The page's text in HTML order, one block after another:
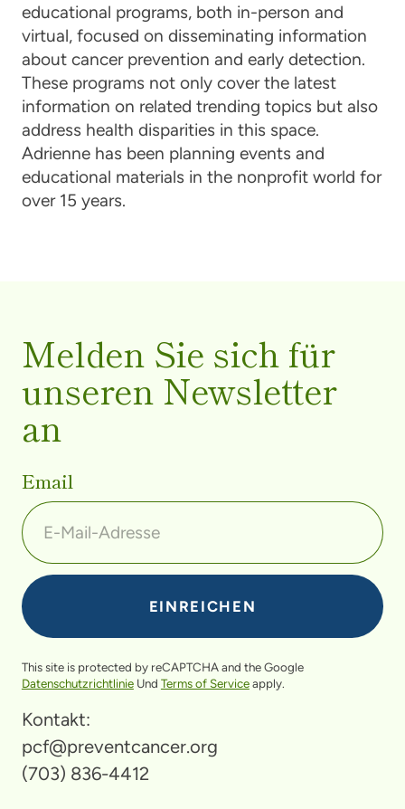
educational programs, both in-person and
virtual, focused on disseminating information
about cancer prevention and early detection.
These programs not only cover the latest
information on related trending topics but also
address health disparities in this space.
Adrienne has been planning events and
educational materials in the nonprofit world for
over 15 years.
Melden Sie sich für
unseren Newsletter
an
Email
This site is protected by reCAPTCHA and the Google
DatenschutzrichtlinieUnd Terms of Serviceapply.
Kontakt:
pcf@preventcancer.org
(703) 836-4412